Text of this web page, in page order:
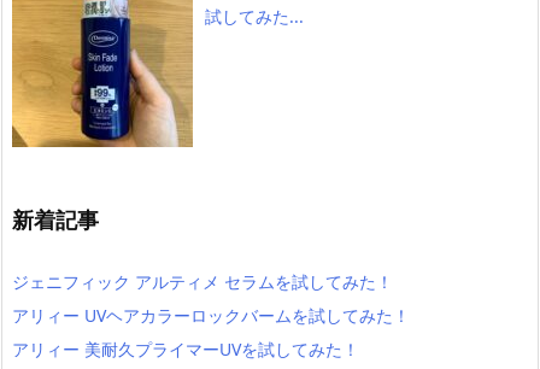
試してみた...
新着記事
ジェニフィック アルティメ セラムを試してみた！
アリィー UVヘアカラーロックバームを試してみた！
アリィー 美耐久プライマーUVを試してみた！